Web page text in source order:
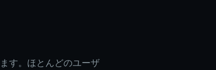
す。ほとんどのユーザ